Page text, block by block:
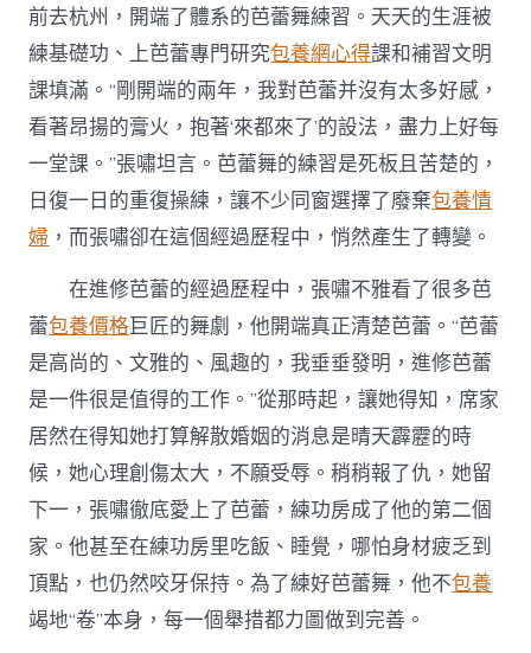
前去杭州，開端了體系的芭蕾舞練習。天天的生涯被
練基礎功、上芭蕾專門研究包養網心得課和補習文明
課填滿。“剛開端的兩年，我對芭蕾并沒有太多好感，
看著昂揚的膏火，抱著‘來都來了’的設法，盡力上好每
一堂課。”張嘯坦言。芭蕾舞的練習是死板且苦楚的，
日復一日的重復操練，讓不少同窗選擇了廢棄包養情
婦 ，而張嘯卻在這個經過歷程中，悄然產生了轉變。
在進修芭蕾的經過歷程中，張嘯不雅看了很多芭
蕾包養價格巨匠的舞劇，他開端真正清楚芭蕾。“芭蕾
是高尚的、文雅的、風趣的，我垂垂發明，進修芭蕾
是一件很是值得的工作。”從那時起，讓她得知，席家
居然在得知她打算解散婚姻的消息是晴天霹靂的時
候，她心理創傷太大，不願受辱。稍稍報了仇，她留
下一，張嘯徹底愛上了芭蕾，練功房成了他的第二個
家。他甚至在練功房里吃飯、睡覺，哪怕身材疲乏到
頂點，也仍然咬牙保持。為了練好芭蕾舞，他不包養
竭地“卷”本身，每一個舉措都力圖做到完善。